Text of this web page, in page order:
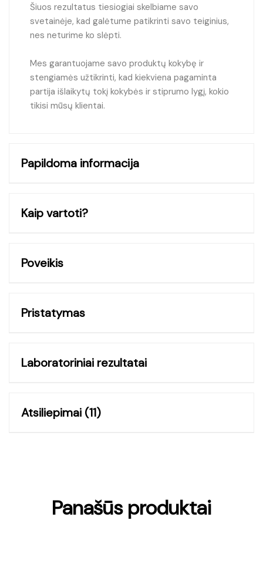
Šiuos rezultatus tiesiogiai skelbiame savo
svetainėje, kad galėtume patikrinti savo teiginius,
nes neturime ko slėpti.
Mes garantuojame savo produktų kokybę ir
stengiamės užtikrinti, kad kiekviena pagaminta
partija išlaikytų tokį kokybės ir stiprumo lygį, kokio
tikisi mūsų klientai.
Papildoma informacija
Kaip vartoti?
Poveikis
Pristatymas
Laboratoriniai rezultatai
Atsiliepimai (11)
Panašūs produktai